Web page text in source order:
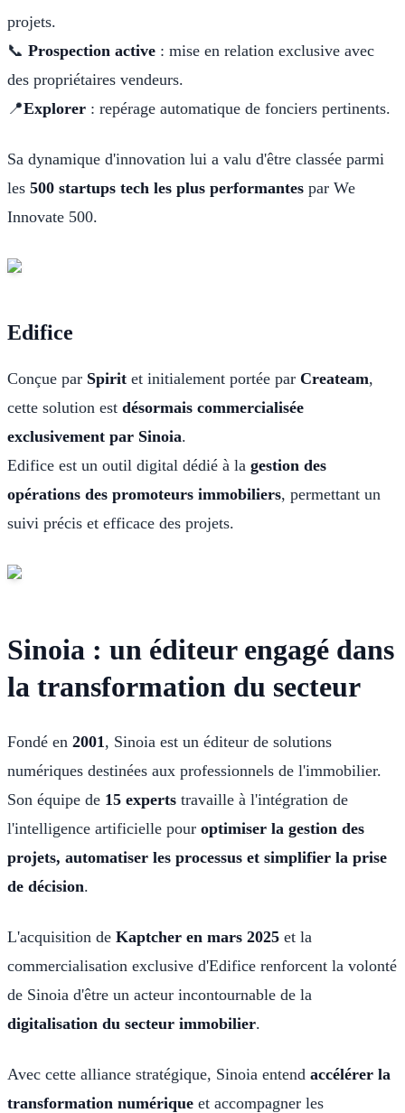
projets.
📞 Prospection active : mise en relation exclusive avec
des propriétaires vendeurs.
📍Explorer : repérage automatique de fonciers pertinents.
Sa dynamique d'innovation lui a valu d'être classée parmi
les 500 startups tech les plus performantes par We
Innovate 500.
Edifice
Conçue par Spirit et initialement portée par Createam,
cette solution est désormais commercialisée
exclusivement par Sinoia.
Edifice est un outil digital dédié à la gestion des
opérations des promoteurs immobiliers, permettant un
suivi précis et efficace des projets.
Sinoia : un éditeur engagé dans
la transformation du secteur
Fondé en 2001 , Sinoia est un éditeur de solutions
numériques destinées aux professionnels de l'immobilier.
Son équipe de 15 experts travaille à l'intégration de
l'intelligence artificielle pour optimiser la gestion des
projets, automatiser les processus et simplifier la prise
de décision.
L'acquisition de Kaptcher en mars 2025 et la
commercialisation exclusive d'Edifice renforcent la volonté
de Sinoia d'être un acteur incontournable de la
digitalisation du secteur immobilier.
Avec cette alliance stratégique, Sinoia entend accélérer la
transformation numérique et accompagner les